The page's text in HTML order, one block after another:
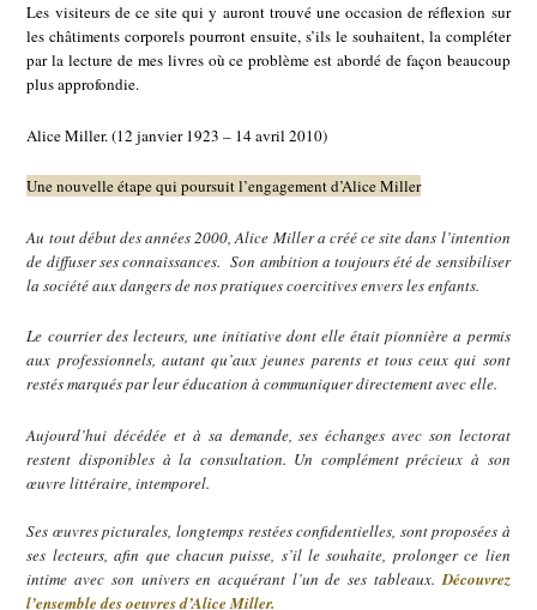
Les visiteurs de ce site qui y auront trouvé une occasion de réflexion sur
les châtiments corporels pourront ensuite, s’ils le souhaitent, la compléter
par la lecture de mes livres où ce problème est abordé de façon beaucoup
plus approfondie.
Alice Miller. (12 janvier 1923 – 14 avril 2010)
Une nouvelle étape qui poursuit l’engagement d’Alice Miller
Au tout début des années 2000, Alice Miller a créé ce site dans l’intention
de diffuser ses connaissances. Son ambition a toujours été de sensibiliser
la société aux dangers de nos pratiques coercitives envers les enfants.
Le courrier des lecteurs, une initiative dont elle était pionnière a permis
aux professionnels, autant qu’aux jeunes parents et tous ceux qui sont
restés marqués par leur éducation à communiquer directement avec elle.
Aujourd’hui décédée et à sa demande, ses échanges avec son lectorat
restent disponibles à la consultation. Un complément précieux à son
œuvre littéraire, intemporel.
Ses œuvres picturales, longtemps restées confidentielles, sont proposées à
ses lecteurs, afin que chacun puisse, s’il le souhaite, prolonger ce lien
intime avec son univers en acquérant l’un de ses tableaux.Découvrez
l’ensemble des oeuvres d’Alice Miller.